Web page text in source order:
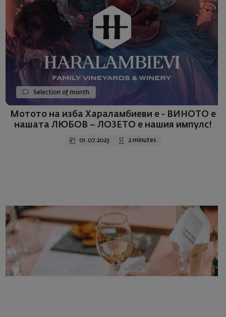
Selection of month
Мотото на изба Хараламбиеви е - ВИНОТО е
нашата ЛЮБОВ – ЛОЗЕТО е нашия импулс!
01.07.2023 2 minutes